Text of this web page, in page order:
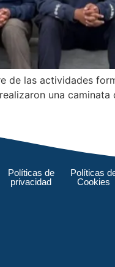
de las actividades
una
Políticas de
privacidad
Políticas
Cookies